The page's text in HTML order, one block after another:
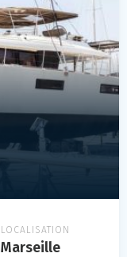
LOCALISATION
Marseille